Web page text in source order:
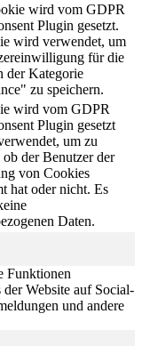
wird vom GDPR
Plugin gesetzt.
wird verwendet, um
für die
der Kategorie
zu speichern.
wird vom GDPR
Plugin gesetzt
um zu
ob der Benutzer der
von Cookies
hat oder nicht. Es
Daten.
Funktionen
Website auf Social-
und andere